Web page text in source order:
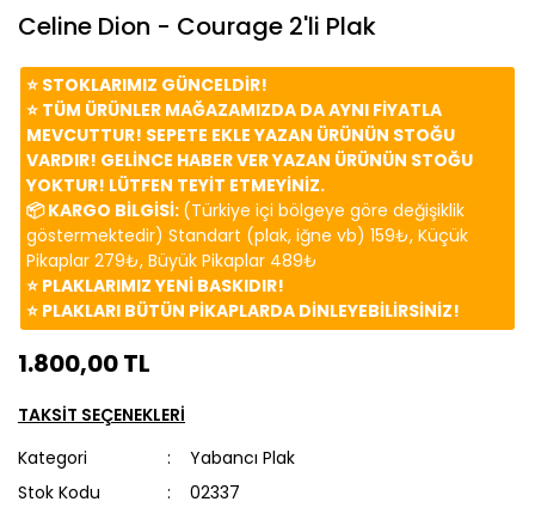
Celine Dion - Courage 2'li Plak
⭐️ STOKLARIMIZ GÜNCELDİR!
⭐️ TÜM ÜRÜNLER MAĞAZAMIZDA DA AYNI FİYATLA
MEVCUTTUR! SEPETE EKLE YAZAN ÜRÜNÜN STOĞU
VARDIR! GELİNCE HABER VER YAZAN ÜRÜNÜN STOĞU
YOKTUR! LÜTFEN TEYİT ETMEYİNİZ.
📦 KARGO BİLGİSİ: (Türkiye içi bölgeye göre değişiklik
göstermektedir) Standart (plak, iğne vb) 159₺, Küçük
Pikaplar 279₺, Büyük Pikaplar 489₺
⭐️ PLAKLARIMIZ YENİ BASKIDIR!
⭐️ PLAKLARI BÜTÜN PİKAPLARDA DİNLEYEBİLİRSİNİZ!
1.800,00 TL
TAKSİT SEÇENEKLERİ
Kategori
Yabancı Plak
Stok Kodu
02337